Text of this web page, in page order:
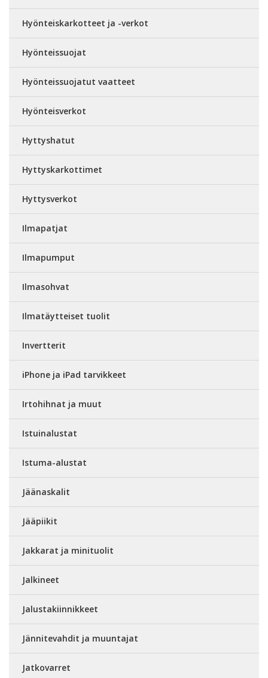
Hyönteiskarkotteet ja -verkot
Hyönteissuojat
Hyönteissuojatut vaatteet
Hyönteisverkot
Hyttyshatut
Hyttyskarkottimet
Hyttysverkot
Ilmapatjat
Ilmapumput
Ilmasohvat
Ilmatäytteiset tuolit
Invertterit
iPhone ja iPad tarvikkeet
Irtohihnat ja muut
Istuinalustat
Istuma-alustat
Jäänaskalit
Jääpiikit
Jakkarat ja minituolit
Jalkineet
Jalustakiinnikkeet
Jännitevahdit ja muuntajat
Jatkovarret